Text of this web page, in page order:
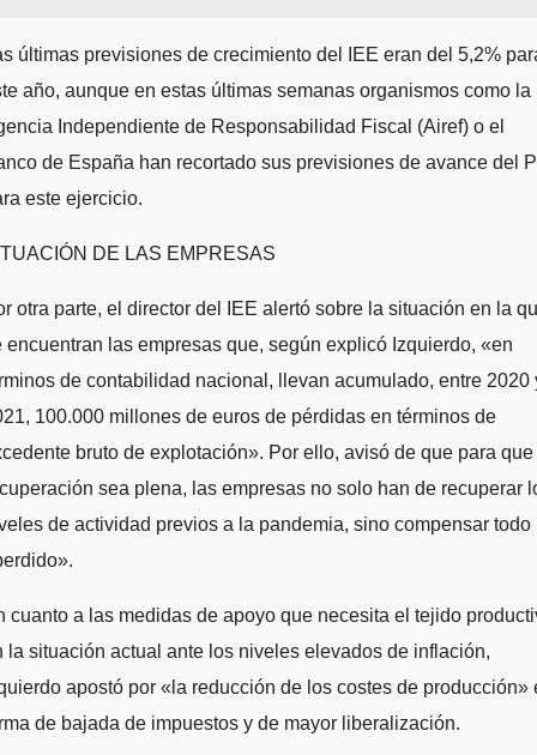
últimas previsiones de crecimiento del IEE eran del 5,2%
año, aunque en estas últimas semanas organismos como la
Independiente de Responsabilidad Fiscal (Airef) o el
de España han recortado sus previsiones de avance del
este ejercicio.
DE LAS EMPRESAS
otra parte, el director del IEE alertó sobre la situación en la
encuentran las empresas que, según explicó Izquierdo, «en
de contabilidad nacional, llevan acumulado, entre 2020
100.000 millones de euros de pérdidas en términos de
bruto de explotación». Por ello, avisó de que para que
sea plena, las empresas no solo han de recuperar
de actividad previos a la pandemia, sino compensar todo
cuanto a las medidas de apoyo que necesita el tejido
la situación actual ante los niveles elevados de inflación,
apostó por «la reducción de los costes de producción»
de bajada de impuestos y de mayor liberalización.